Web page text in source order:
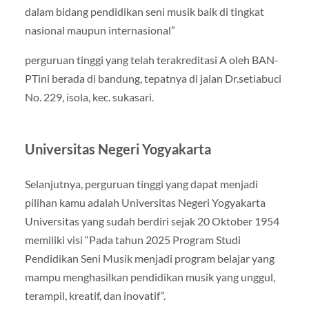
dalam bidang pendidikan seni musik baik di tingkat
nasional maupun internasional”
perguruan tinggi yang telah terakreditasi A oleh BAN-
PTini berada di bandung, tepatnya di jalan Dr.setiabuci
No. 229, isola, kec. sukasari.
Universitas Negeri Yogyakarta
Selanjutnya, perguruan tinggi yang dapat menjadi
pilihan kamu adalah Universitas Negeri Yogyakarta
Universitas yang sudah berdiri sejak 20 Oktober 1954
memiliki visi “Pada tahun 2025 Program Studi
Pendidikan Seni Musik menjadi program belajar yang
mampu menghasilkan pendidikan musik yang unggul,
terampil, kreatif, dan inovatif”.